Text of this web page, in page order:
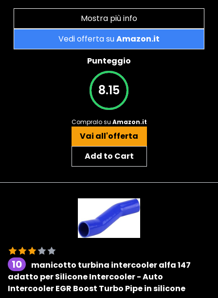
Mostra più info
Vedi offerta suAmazon.it
Punteggio
8.15
Compralo su Amazon.it
Vai all'offerta
Add to Cart
10
manicotto turbina intercooler alfa 147
adatto per Silicone Intercooler - Auto
Intercooler EGR Boost Turbo Pipe in silicone